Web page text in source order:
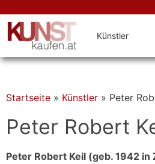
Künstler
Startseite » Künstler » Peter
Peter Robert
Peter Robert Keil (geb. 1942